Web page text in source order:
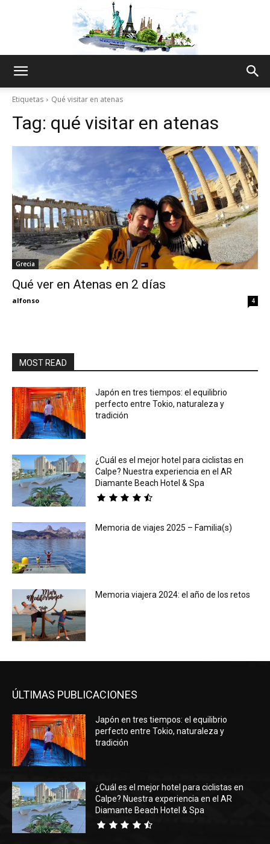
Thru
My
Etiquetas Qué visitar en atenas
Tag: qué visitar en atenas
Grecia
Qué ver en Atenas en 2 días
alfonso 4
MOST READ
Japón en tres tiempos: el equilibrio
perfecto entre Tokio, naturaleza y
tradición
¿Cuál es el mejor hotel para ciclistas en
Calpe? Nuestra experiencia en el AR
Diamante Beach Hotel & Spa
Memoria de viajes 2025 – Familia(s)
Memoria viajera 2024: el año de los retos
ÚLTIMAS PUBLICACIONES
Japón en tres tiempos: el equilibrio
perfecto entre Tokio, naturaleza y
tradición
¿Cuál es el mejor hotel para ciclistas en
Calpe? Nuestra experiencia en el AR
Diamante Beach Hotel & Spa